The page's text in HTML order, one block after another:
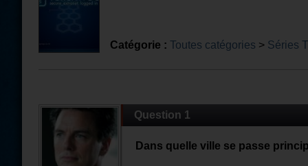
Catégorie : Toutes catégories > Séries
Question 1
Dans quelle ville se passe